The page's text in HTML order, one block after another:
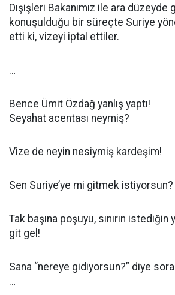
Dışişleri Bakanımız ile ara
konuşulduğu bir süreçte Suriye
etti ki, vizeyi iptal ettiler.
…
Bence Ümit Özdağ yanlış yaptı!
Seyahat acentası neymiş?
Vize de neyin nesiymiş kardeşim!
Sen Suriye’ye mi gitmek istiyorsun?
Tak başına poşuyu, sınırın
git gel!
Sana “nereye gidiyorsun?” diye
…